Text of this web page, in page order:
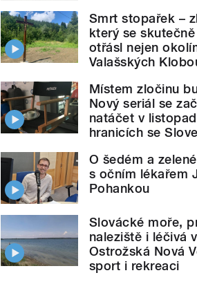
Smrt stopařek –
který se
otřásl nejen
Valašských
Místem zločinu
Nový seriál se
natáčet v
hranicích se
O šedém a
s očním lékařem
Pohankou
Slovácké moře,
naleziště i léčivá
Ostrožská Nová
sport i rekreaci